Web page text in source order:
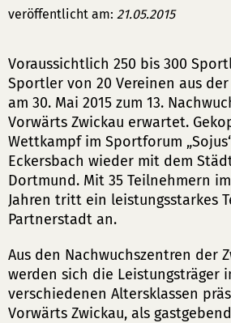
veröffentlicht am: 21.05.2015
Voraussichtlich 250 bis 300
Sportler von 20 Vereinen aus
am 30. Mai 2015 zum 13.
Vorwärts Zwickau erwartet.
Wettkampf im Sportforum
Eckersbach wieder mit dem
Dortmund. Mit 35 Teilnehmern
Jahren tritt ein leistungsstarkes
Partnerstadt an.
Aus den Nachwuchszentren der
werden sich die Leistungsträger
verschiedenen Altersklassen
Vorwärts Zwickau, als